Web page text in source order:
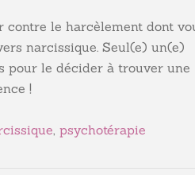
contre le harcèlement dont
narcissique. Seul(e) un(e)
pour le décider à trouver une
!
, psychotérapie